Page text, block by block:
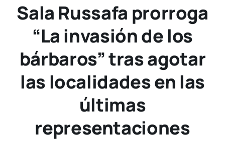
Sala Russafa prorroga
“La invasión de los
bárbaros” tras agotar
las localidades en las
últimas
representaciones